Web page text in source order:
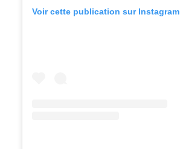
Voir cette publication sur Instagram